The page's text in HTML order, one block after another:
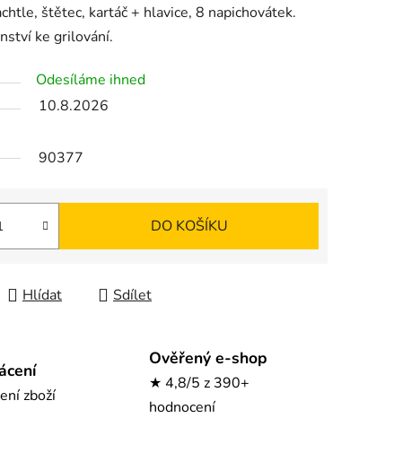
štětec, kartáč + hlavice, 8 napichovátek.
ke grilování.
Odesíláme ihned
10.8.2026
90377
DO KOŠÍKU
Hlídat Sdílet
zboží
Ověřený e-shop
★ 4,8/5 z 390+
hodnocení